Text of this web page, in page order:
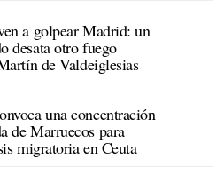
a golpear Madrid: un
desata otro fuego
de Valdeiglesias
una concentración
de Marruecos para
migratoria en Ceuta